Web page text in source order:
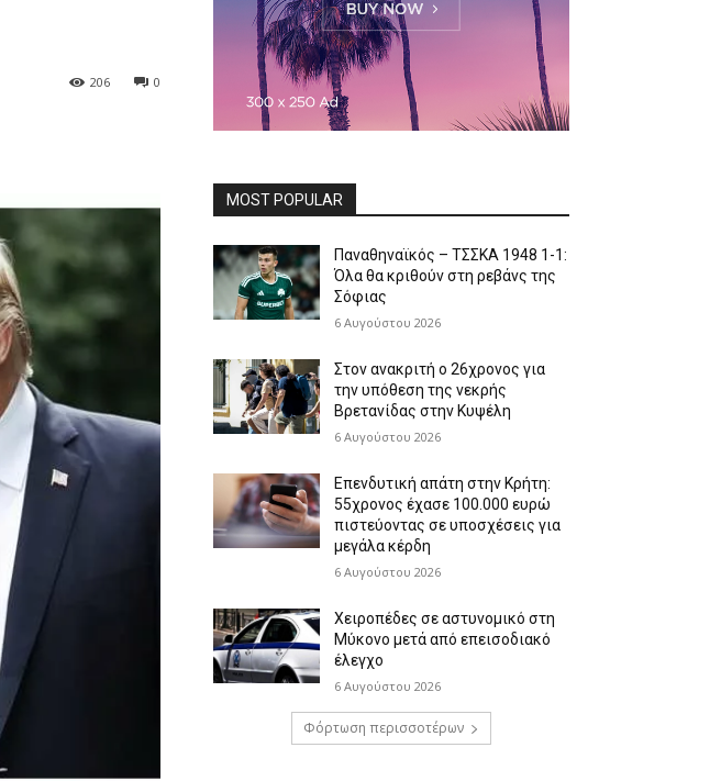
0
206
MOST POPULAR
Παναθηναϊκός – ΤΣΣΚΑ 1948 1-1:
Όλα θα κριθούν στη ρεβάνς της
Σόφιας
6 Αυγούστου 2026
Στον ανακριτή ο 26χρονος για
την υπόθεση της νεκρής
Βρετανίδας στην Κυψέλη
6 Αυγούστου 2026
Επενδυτική απάτη στην Κρήτη:
55χρονος έχασε 100.000 ευρώ
πιστεύοντας σε υποσχέσεις για
μεγάλα κέρδη
6 Αυγούστου 2026
Χειροπέδες σε αστυνομικό στη
Μύκονο μετά από επεισοδιακό
έλεγχο
6 Αυγούστου 2026
Φόρτωση περισσοτέρων